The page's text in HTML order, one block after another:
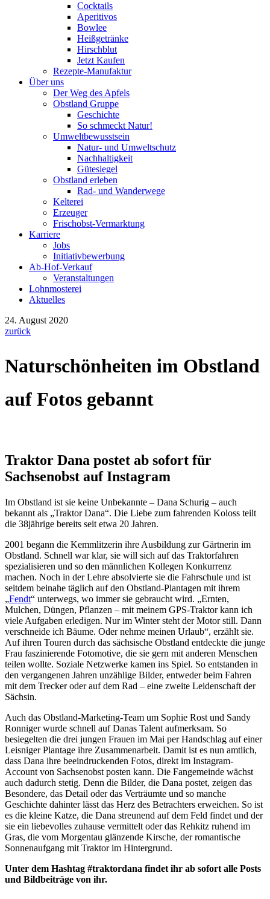
Cocktails
Aperitivos
Bowlee
Heißgetränke
Hirschblut
Jetzt Kaufen
Rezepte-Manufaktur
Über uns
Der Weg des Apfels
Obstland Gruppe
Geschichte
So schmeckt Natur!
Umweltbewusstsein
Natur- und Umweltschutz
Nachhaltigkeit
Gütesiegel
Obstland erleben
Rad- und Wanderwege
Kelterei
Erzeuger
Frischobst-Vermarktung
Karriere
Jobs
Initiativbewerbung
Ab-Hof-Verkauf
Veranstaltungen
Lohnmosterei
Aktuelles
24. August 2020
zurück
Naturschönheiten im Obstland
auf Fotos gebannt
Traktor Dana postet ab sofort für
Sachsenobst auf Instagram
Im Obstland ist sie keine Unbekannte – Dana Schurig – auch
bekannt als „Traktor Dana“. Die Liebe zum fahrenden Koloss teilt
die 38jährige bereits seit etwa 20 Jahren.
2001 begann die Kemmlitzerin ihre Ausbildung zur Gärtnerin im
Obstland. Schnell war klar, sie will sich auf das Traktorfahren
spezialisieren und so den männlichen Kollegen Konkurrenz
machen. Noch in der Lehre absolvierte sie die Fahrschule und ist
seitdem beinahe täglich auf den Obstland-Plantagen mit ihrem
„Fendt“ unterwegs, wo immer sie gebraucht wird. „Ernten,
Mulchen, Düngen, Pflanzen – mit meinem GPS-Traktor kann ich
viele Aufgaben erledigen. Nur im Winter steht der Motor still. Dann
verschneide ich Bäume. Oder nehme meinen Urlaub“, erzählt sie.
Auf ihren Touren durch das sächsische Obstland entdeckte die junge
Frau faszinierende Fotomotive, die sie gern mit anderen Menschen
teilen wollte. Soziale Netzwerke kamen ins Spiel. So entstanden in
den vergangenen Jahren unzählige Bilder, entweder beim Fahren
mit dem Trecker oder auf dem Rad – eine zweite Leidenschaft der
Sächsin.
Auch das Obstland-Marketing-Team um Sophie Rost und Sandy
Ronniger wurde schnell auf Danas Talent aufmerksam. So
besiegelten die drei jungen Frauen im Mai per Handschlag auf einer
Leisniger Plantage ihre Zusammenarbeit. Damit ist es nun amtlich,
dass Dana ihre beeindruckenden Fotos, direkt im Instagram-
Account von Sachsenobst posten kann. Die Fangemeinde wächst
auch dadurch stetig. Denn die Bilder, die Dana postet, zeigen das
Besondere, das Detail oder das Verträumte und so manche
Geschichte dahinter lässt das Herz des Betrachters erweichen. So ist
es die kleine Katze, die Dana streunend auf dem Feld findet und der
sie ein liebevolles zuhause vermittelt oder das Rehkitz ruhend im
Gras, die vom Morgentau glänzende Kirsche, der romantische
Sonnenaufgang mit Traktor im Hintergrund.
Unter dem Hashtag #traktordana findet ihr ab sofort alle Posts
und Bildbeiträge von ihr.